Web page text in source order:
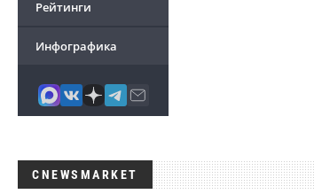
Рейтинги
Инфографика
CNEWSMARKET